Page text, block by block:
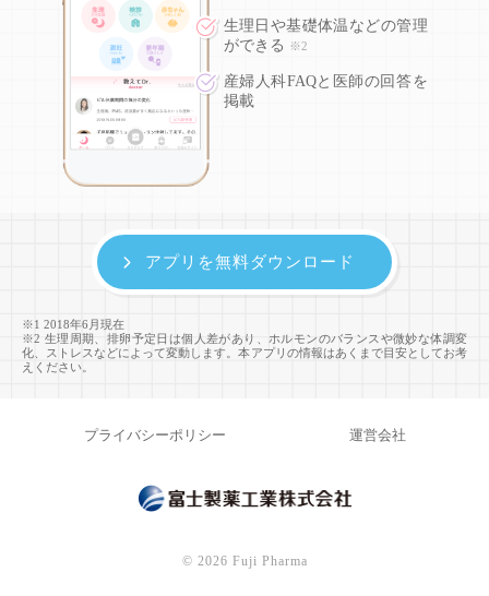
生理日や基礎体温などの管理
ができる
※2
産婦人科FAQと医師の回答を
掲載
※1 2018年6月現在
※2 生理周期、排卵予定日は個人差があり、ホルモンのバランスや微妙な体調変
化、ストレスなどによって変動します。本アプリの情報はあくまで目安としてお考
えください。
アプリを無料ダウンロード
プライバシーポリシー 運営会社
© 2026 Fuji Pharma